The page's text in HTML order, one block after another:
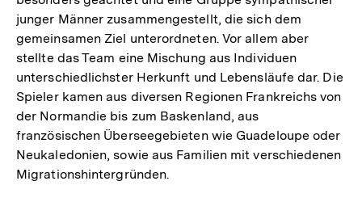
junger Männer zusammengestellt, die sich dem
gemeinsamen Ziel unterordneten. Vor allem aber
stellte das Team eine Mischung aus Individuen
unterschiedlichster Herkunft und Lebensläufe dar. Die
Spieler kamen aus diversen Regionen Frankreichs von
der Normandie bis zum Baskenland, aus
französischen Überseegebieten wie Guadeloupe oder
Neukaledonien, sowie aus Familien mit verschiedenen
Migrationshintergründen.